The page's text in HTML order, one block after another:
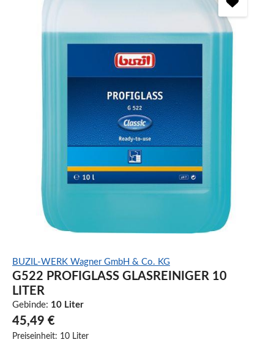
BUZIL-WERK Wagner GmbH & Co. KG
G522 PROFIGLASS GLASREINIGER 10
LITER
Gebinde: 10 Liter
45,49 €
Preiseinheit: 10 Liter